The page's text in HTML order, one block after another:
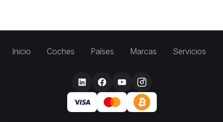
Inicio Coches Países Marcas Servicios